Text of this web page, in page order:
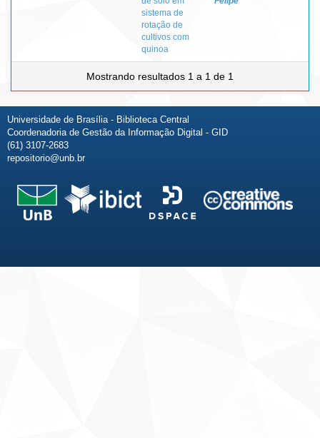
sistema de
rotação de
cultivos com
quinoa
Mostrando resultados 1 a 1 de 1
Universidade de Brasília - Biblioteca Central
Coordenadoria de Gestão da Informação Digital - GID
(61) 3107-2683
repositorio@unb.br